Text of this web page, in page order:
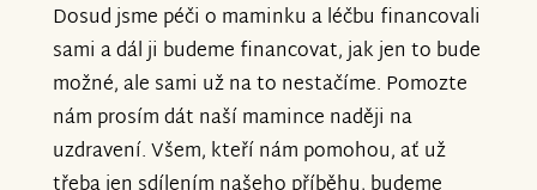
Dosud jsme péči o maminku a léčbu financovali
sami a dál ji budeme financovat, jak jen to bude
možné, ale sami už na to nestačíme. Pomozte
nám prosím dát naší mamince naději na
uzdravení. Všem, kteří nám pomohou, ať už